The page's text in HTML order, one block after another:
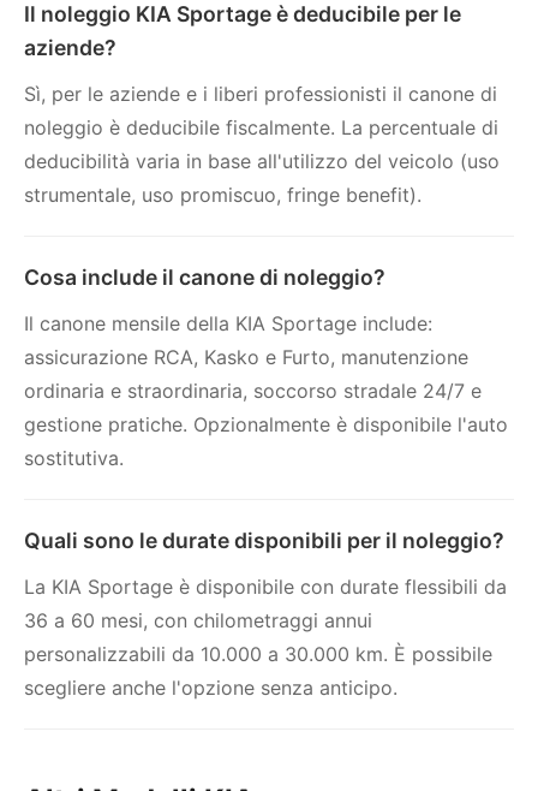
Il noleggio KIA Sportage è deducibile per le
aziende?
Sì, per le aziende e i liberi professionisti il canone di
noleggio è deducibile fiscalmente. La percentuale di
deducibilità varia in base all'utilizzo del veicolo (uso
strumentale, uso promiscuo, fringe benefit).
Cosa include il canone di noleggio?
Il canone mensile della KIA Sportage include:
assicurazione RCA, Kasko e Furto, manutenzione
ordinaria e straordinaria, soccorso stradale 24/7 e
gestione pratiche. Opzionalmente è disponibile l'auto
sostitutiva.
Quali sono le durate disponibili per il noleggio?
La KIA Sportage è disponibile con durate flessibili da
36 a 60 mesi, con chilometraggi annui
personalizzabili da 10.000 a 30.000 km. È possibile
scegliere anche l'opzione senza anticipo.